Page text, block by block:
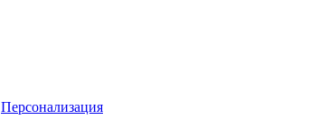
Персонализация